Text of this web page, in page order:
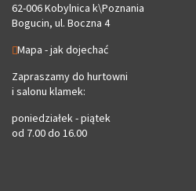
62-006 Kobylnica k\Poznania
Bogucin, ul. Boczna 4
Mapa - jak dojechać
Zapraszamy do hurtowni
i salonu klamek:
poniedziałek - piątek
od 7.00 do 16.00